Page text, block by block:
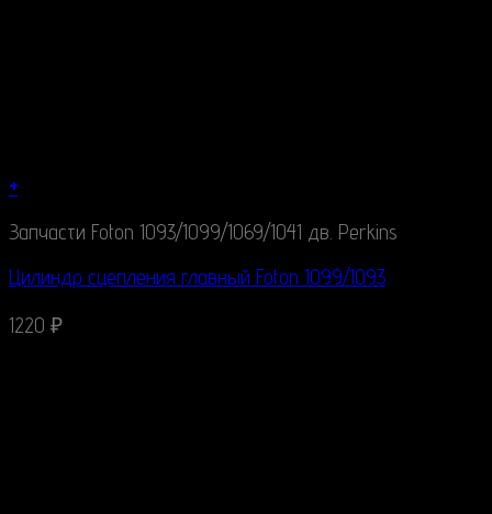
+
Запчасти Foton 1093/1099/1069/1041 дв. Perkins
Цилиндр сцепления главный Foton 1099/1093
1220 ₽